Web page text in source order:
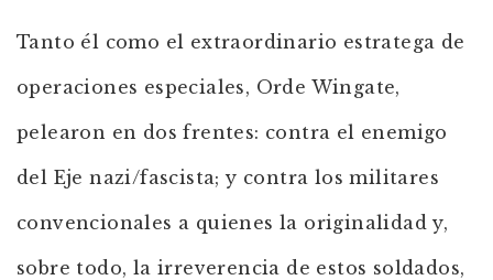
Tanto él como el extraordinario estratega de
operaciones especiales, Orde Wingate,
pelearon en dos frentes: contra el enemigo
del Eje nazi/fascista; y contra los militares
convencionales a quienes la originalidad y,
sobre todo, la irreverencia de estos soldados,